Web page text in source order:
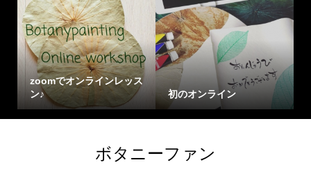
zoomでオンラインレッス
ン♪
初のオンライン
ボタニーファン